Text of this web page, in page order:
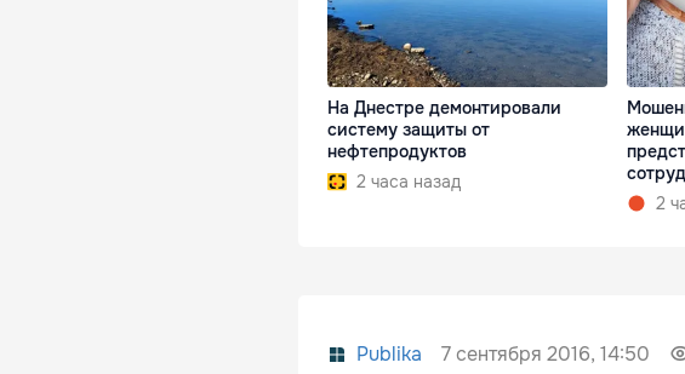
На Днестре демонтировали
систему защиты от
нефтепродуктов
2 часа назад
2
Publika 7 сентября 2016, 14:50